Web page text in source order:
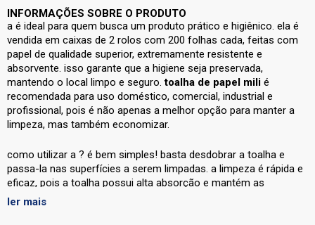
INFORMAÇÕES SOBRE O PRODUTO
a é ideal para quem busca um produto prático e higiênico. ela é
vendida em caixas de 2 rolos com 200 folhas cada, feitas com
papel de qualidade superior, extremamente resistente e
absorvente. isso garante que a higiene seja preservada,
mantendo o local limpo e seguro.toalha de papel mili é
recomendada para uso doméstico, comercial, industrial e
profissional, pois é não apenas a melhor opção para manter a
limpeza, mas também economizar.
como utilizar a ? é bem simples! basta desdobrar a toalha e
passa-la nas superfícies a serem limpadas. a limpeza é rápida e
eficaz, pois a toalha possui alta absorção e mantém as
superfícies limpas por muito mais tempo. após algumas
ler mais